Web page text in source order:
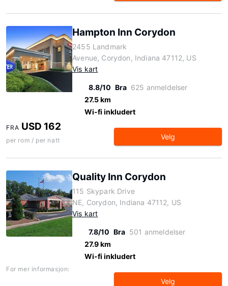
Hampton Inn Corydon
2455 Landmark
Avenue, Corydon, Indiana 47112, US
Vis kart
8.8/10 Bra 625 anmeldelser
27.5 km
Wi-fi inkludert
FRA USD 162
per rom / per natt Velg
Quality Inn Corydon
115 Skypark Drive
NE, Corydon, Indiana 47112, US
Vis kart
7.8/10 Bra 501 anmeldelser
27.9 km
Wi-fi inkludert
For mer informasjon:
Velg